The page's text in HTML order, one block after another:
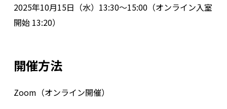
2025年10月15日（水）13:30～15:00（オンライン入室
開始 13:20）
開催方法
Zoom（オンライン開催）